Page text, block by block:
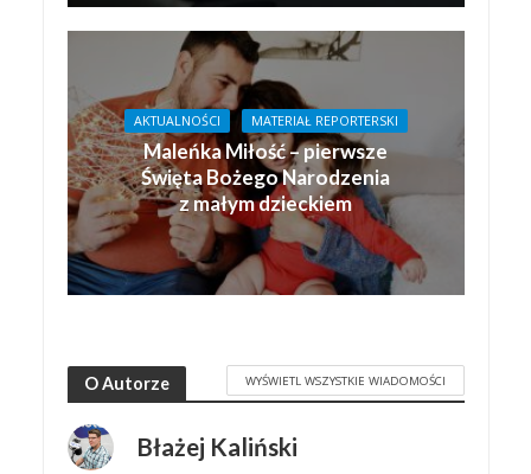
AKTUALNOŚCI MATERIAŁ REPORTERSKI
Maleńka Miłość – pierwsze
Święta Bożego Narodzenia
z małym dzieckiem
O Autorze WYŚWIETL WSZYSTKIE WIADOMOŚCI
Błażej Kaliński